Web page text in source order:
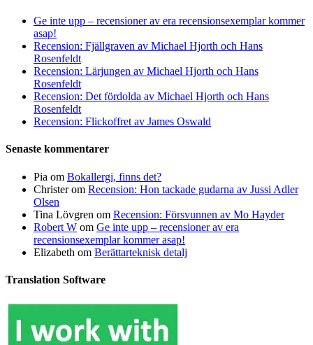
Ge inte upp – recensioner av era recensionsexemplar kommer
asap!
Recension: Fjällgraven av Michael Hjorth och Hans
Rosenfeldt
Recension: Lärjungen av Michael Hjorth och Hans
Rosenfeldt
Recension: Det fördolda av Michael Hjorth och Hans
Rosenfeldt
Recension: Flickoffret av James Oswald
Senaste kommentarer
Pia om Bokallergi, finns det?
Christerom Recension: Hon tackade gudarna av Jussi Adler
Olsen
Tina Lövgren om Recension: Försvunnen av Mo Hayder
Robert W om Ge inte upp – recensioner av era
recensionsexemplar kommer asap!
Elizabeth om Berättarteknisk detalj
Translation Software